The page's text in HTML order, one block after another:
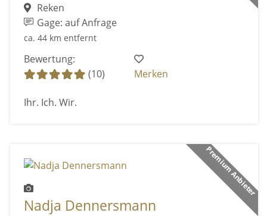
Reken
Gage: auf Anfrage
ca. 44 km entfernt
Bewertung:
(10)
Merken
Ihr. Ich. Wir.
Premium Anbieter
Nadja Dennersmann